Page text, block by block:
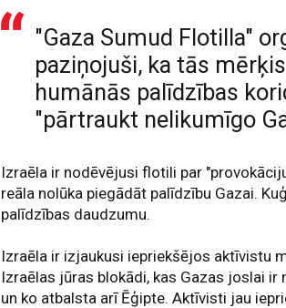
"Gaza Sumud Flotilla"
paziņojuši, ka tās
humānās palīdzības
"pārtraukt nelikumīgo
Izraēla ir nodēvējusi flotili par
reāla nolūka piegādāt palīdzību Gazai.
palīdzības daudzumu.
Izraēla ir izjaukusi iepriekšējos aktīvistu
Izraēlas jūras blokādi, kas Gazas joslai
un ko atbalsta arī Ēģipte. Aktīvisti jau